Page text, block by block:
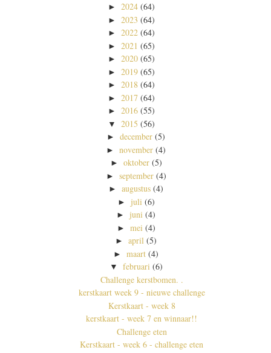
► 2024 (64)
► 2023 (64)
► 2022 (64)
► 2021 (65)
► 2020 (65)
► 2019 (65)
► 2018 (64)
► 2017 (64)
► 2016 (55)
▼ 2015 (56)
►december (5)
►november (4)
► oktober (5)
► september (4)
►augustus (4)
► juli (6)
►juni (4)
► mei (4)
►april (5)
►maart (4)
▼ februari (6)
Challenge kerstbomen. .
kerstkaart week 9 - nieuwe challenge
Kerstkaart - week 8
kerstkaart - week 7 en winnaar!!
Challenge eten
Kerstkaart - week 6 - challenge eten